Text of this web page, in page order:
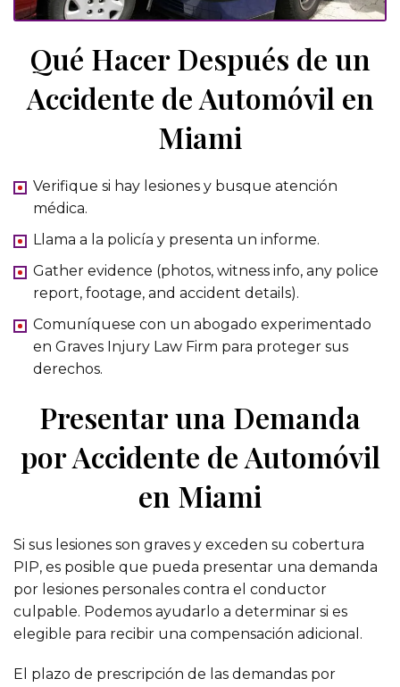
Qué Hacer Después de un
Accidente de Automóvil en
Miami
Verifique si hay lesiones y busque atención
médica.
Llama a la policía y presenta un informe.
Gather evidence (photos, witness info, any police
report, footage, and accident details).
Comuníquese con un abogado experimentado
en Graves Injury Law Firm para proteger sus
derechos.
Presentar una Demanda
por Accidente de Automóvil
en Miami
Si sus lesiones son graves y exceden su cobertura
PIP, es posible que pueda presentar una demanda
por lesiones personales contra el conductor
culpable. Podemos ayudarlo a determinar si es
elegible para recibir una compensación adicional.
El plazo de prescripción de las demandas por